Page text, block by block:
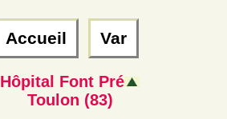
Accueil Var
Hôpital Font Pré
Toulon (83)